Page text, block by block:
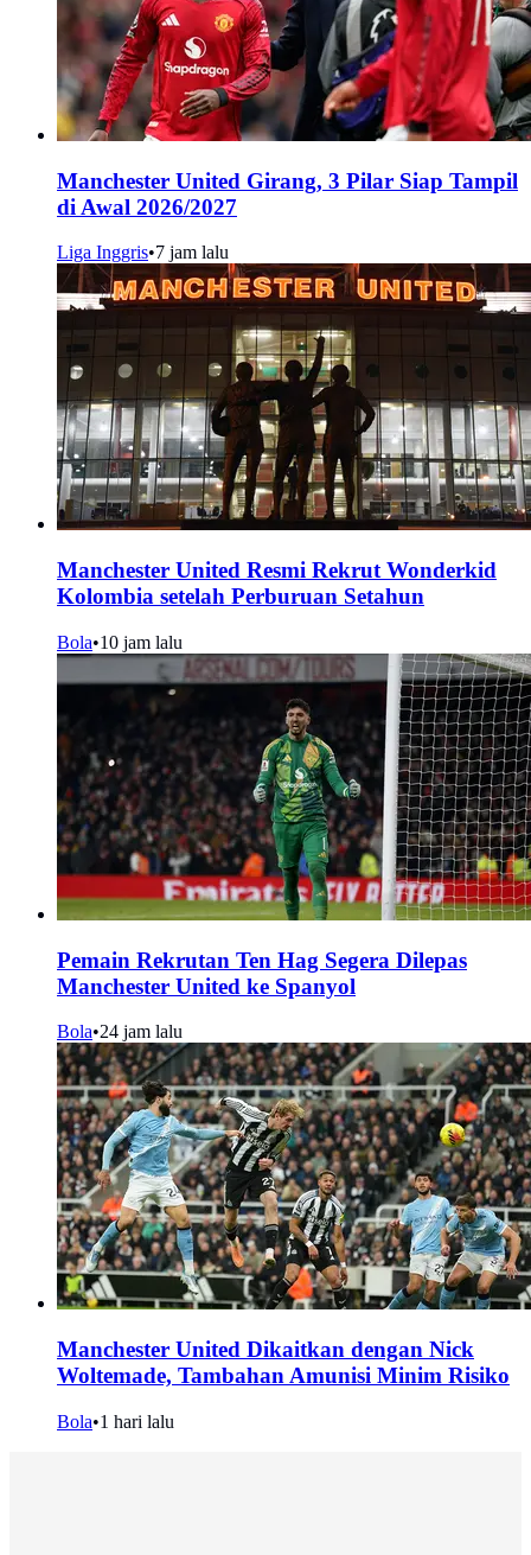
Manchester United Girang, 3 Pilar Siap Tampil
di Awal 2026/2027
Liga Inggris•7 jam lalu
Manchester United Resmi Rekrut Wonderkid
Kolombia setelah Perburuan Setahun
Bola•10 jam lalu
Pemain Rekrutan Ten Hag Segera Dilepas
Manchester United ke Spanyol
Bola•24 jam lalu
Manchester United Dikaitkan dengan Nick
Woltemade, Tambahan Amunisi Minim Risiko
Bola•1 hari lalu